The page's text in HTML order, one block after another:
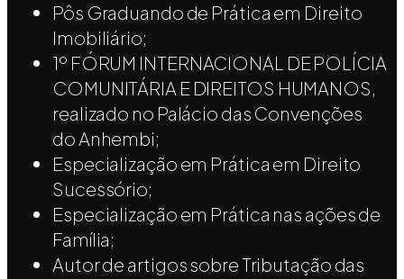
Pôs Graduando de Prática em Direito
Imobiliário;
1º FÓRUM INTERNACIONAL DE POLÍCIA
COMUNITÁRIA E DIREITOS HUMANOS,
realizado no Palácio das Convenções
do Anhembi;
Especialização em Prática em Direito
Sucessório;
Especialização em Prática nas ações de
Família;
Autor de artigos sobre Tributação das